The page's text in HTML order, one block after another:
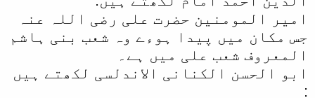
امیر المومنین حضرت علی رضی اللہ عنہ
جس مکان میں پیدا ہوءے وہ شعب بنی ہاشم
المعروف شعب علی میں ہے۔
ابو الحسن الکنانی الاندلسی لکھتے ہیں
: